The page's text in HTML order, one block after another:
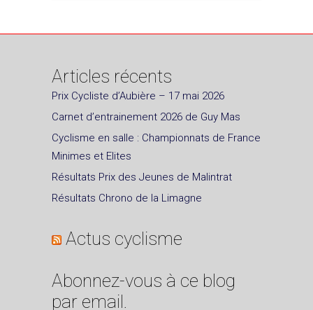
Articles récents
Prix Cycliste d’Aubière – 17 mai 2026
Carnet d’entrainement 2026 de Guy Mas
Cyclisme en salle : Championnats de France
Minimes et Elites
Résultats Prix des Jeunes de Malintrat
Résultats Chrono de la Limagne
Actus cyclisme
Abonnez-vous à ce blog
par email.